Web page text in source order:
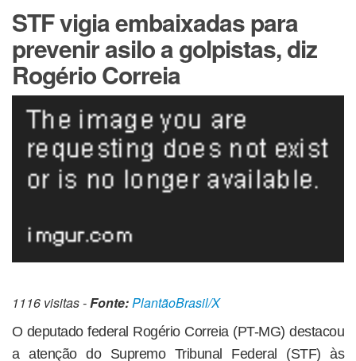
STF vigia embaixadas para
prevenir asilo a golpistas, diz
Rogério Correia
1116 visitas -Fonte:PlantãoBrasil/X
O deputado federal Rogério Correia (PT-MG) destacou
a atenção do Supremo Tribunal Federal (STF) às